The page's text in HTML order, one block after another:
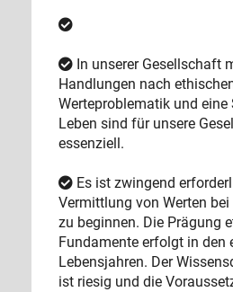
In unserer Gesellschaft
Handlungen nach
Werteproblematik und
Leben sind für unsere
essenziell.
Es ist zwingend
Vermittlung von Werten bei
zu beginnen. Die Prägung
Fundamente erfolgt in den
Lebensjahren. Der
ist riesig und die